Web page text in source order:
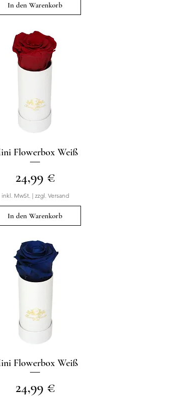
In den Warenkorb
Schnellansicht
Flowerbox Weiß
Preis
24,99 €
inkl. MwSt. | zzgl. Versand
In den Warenkorb
Schnellansicht
Flowerbox Weiß
Preis
24,99 €